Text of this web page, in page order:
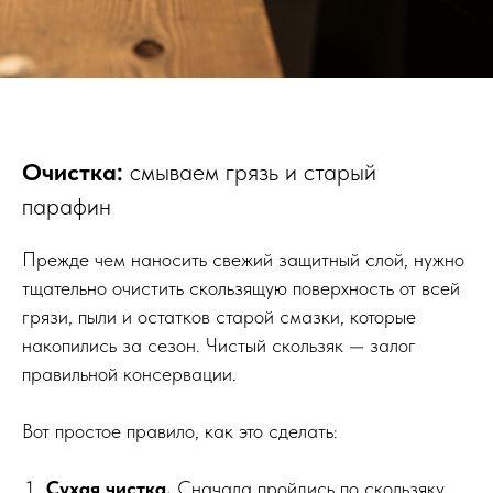
Очистка: смываем грязь и старый
парафин
Прежде чем наносить свежий защитный слой, нужно
тщательно очистить скользящую поверхность от всей
грязи, пыли и остатков старой смазки, которые
накопились за сезон. Чистый скользяк — залог
правильной консервации.
Вот простое правило, как это сделать:
Сухая чистка. Сначала пройдись по скользяку